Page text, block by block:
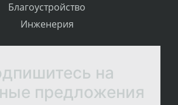
Благоустройство
Инженерия
на
предложения